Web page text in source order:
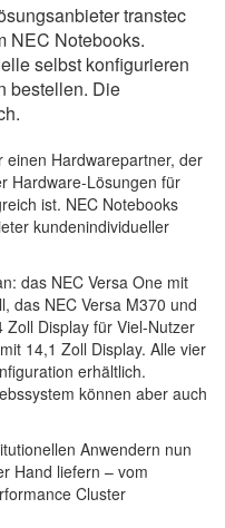
transtec
NEC Notebooks.
selbst konfigurieren
bestellen. Die
einen Hardwarepartner, der
Hardware-Lösungen für
ist. NEC Notebooks
kundenindividueller
das NEC Versa One mit
das NEC Versa M370 und
Zoll Display für Viel-Nutzer
14,1 Zoll Display. Alle vier
erhältlich.
können aber auch
Anwendern nun
Hand liefern – vom
Cluster